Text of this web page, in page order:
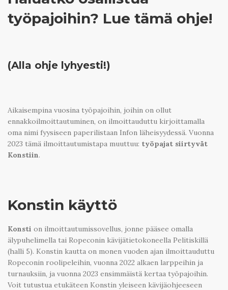
työpajoihin? Lue tämä ohje!
(Alla ohje lyhyesti!)
Aikaisempina vuosina työpajoihin, joihin on ollut
ennakkoilmoittautuminen, on ilmoittauduttu kirjoittamalla
oma nimi fyysiseen paperilistaan Infon läheisyydessä. Vuonna
2023 tämä ilmoittautumistapa muuttuu: työpajat siirtyvät
Konstiin.
Konstin käyttö
Konsti on ilmoittautumissovellus, jonne pääsee omalla
älypuhelimella tai Ropeconin kävijätietokoneella Pelitiskillä
(halli 5). Konstin kautta on monen vuoden ajan ilmoittauduttu
Ropeconin roolipeleihin, vuonna 2022 alkaen larppeihin ja
turnauksiin, ja vuonna 2023 ensimmäistä kertaa työpajoihin.
Voit tutustua etukäteen Konstin yleiseen kävijäohjeeseen